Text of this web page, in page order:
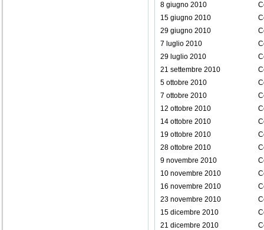
8 giugno 2010
15 giugno 2010
29 giugno 2010
7 luglio 2010
29 luglio 2010
21 settembre 2010
5 ottobre 2010
7 ottobre 2010
12 ottobre 2010
14 ottobre 2010
19 ottobre 2010
28 ottobre 2010
9 novembre 2010
10 novembre 2010
16 novembre 2010
23 novembre 2010
15 dicembre 2010
21 dicembre 2010